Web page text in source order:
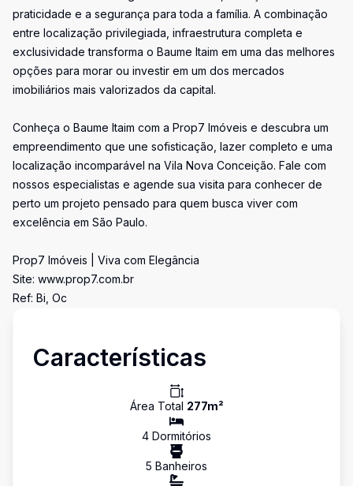
praticidade e a segurança para toda a família. A combinação
entre localização privilegiada, infraestrutura completa e
exclusividade transforma o Baume Itaim em uma das melhores
opções para morar ou investir em um dos mercados
imobiliários mais valorizados da capital.
Conheça o Baume Itaim com a Prop7 Imóveis e descubra um
empreendimento que une sofisticação, lazer completo e uma
localização incomparável na Vila Nova Conceição. Fale com
nossos especialistas e agende sua visita para conhecer de
perto um projeto pensado para quem busca viver com
excelência em São Paulo.
Prop7 Imóveis | Viva com Elegância
Site: www.prop7.com.br
Ref: Bi, Oc
Características
Área Total 277m²
4 Dormitórios
5 Banheiros